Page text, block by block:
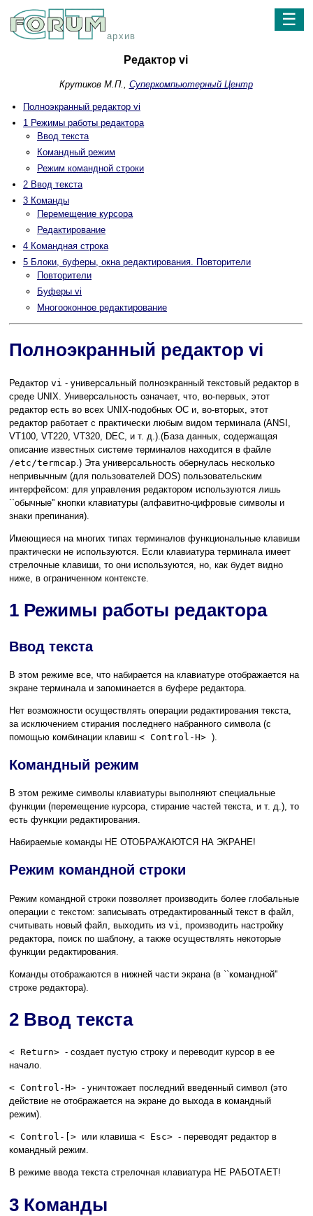
архив
☰
Редактор vi
Крутиков М.П., Суперкомпьютерный Центр
Полноэкранный редактор vi
1 Режимы работы редактора
Ввод текста
Командный режим
Режим командной строки
2 Ввод текста
3 Команды
Перемещение курсора
Редактирование
4 Командная строка
5 Блоки, буферы, окна редактирования. Повторители
Повторители
Буферы vi
Многооконное редактирование
Полноэкранный редактор vi
Редактор vi - универсальный полноэкранный текстовый редактор в
среде UNIX. Универсальность означает, что, во-первых, этот
редактор есть во всех UNIX-подобных ОС и, во-вторых, этот
редактор работает с практически любым видом терминала (ANSI,
VT100, VT220, VT320, DEC, и т. д.).(База данных, содержащая
описание известных системе терминалов находится в файле
/etc/termcap .) Эта универсальность обернулась несколько
непривычным (для пользователей DOS) пользовательским
интерфейсом: для управления редактором используются лишь
``обычные'' кнопки клавиатуры (алфавитно-цифровые символы и
знаки препинания).
Имеющиеся на многих типах терминалов функциональные клавиши
практически не используются. Если клавиатура терминала имеет
стрелочные клавиши, то они используются, но, как будет видно
ниже, в ограниченном контексте.
1 Режимы работы редактора
Ввод текста
В этом режиме все, что набирается на клавиатуре отображается на
экране терминала и запоминается в буфере редактора.
Нет возможности осуществлять операции редактирования текста,
за исключением стирания последнего набранного символа (с
помощью комбинации клавиш < Control-H> ).
Командный режим
В этом режиме символы клавиатуры выполняют специальные
функции (перемещение курсора, стирание частей текста, и т. д.), то
есть функции редактирования.
Набираемые команды НЕ ОТОБРАЖАЮТСЯ НА ЭКРАНЕ!
Режим командной строки
Режим командной строки позволяет производить более глобальные
операции с текстом: записывать отредактированный текст в файл,
считывать новый файл, выходить из vi
, производить настройку
редактора, поиск по шаблону, а также осуществлять некоторые
функции редактирования.
Команды отображаются в нижней части экрана (в ``командной''
строке редактора).
2 Ввод текста
< Return> - создает пустую строку и переводит курсор в ее
начало.
< Control-H> - уничтожает последний введенный символ (это
действие не отображается на экране до выхода в командный
режим).
< Control-[> или клавиша < Esc> - переводят редактор в
командный режим.
В режиме ввода текста стрелочная клавиатура НЕ РАБОТАЕТ!
3 Команды